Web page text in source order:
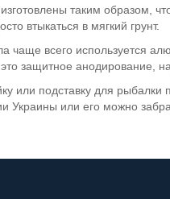
таким образом,
втыкаться в мягкий грунт.
чаще всего используется
защитное анодирование,
или подставку для
Украины или его можно